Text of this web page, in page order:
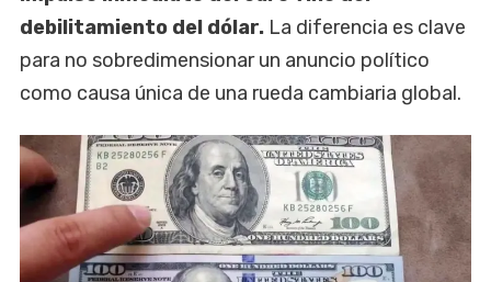
debilitamiento del dólar. La diferencia es clave
para no sobredimensionar un anuncio político
como causa única de una rueda cambiaria global.